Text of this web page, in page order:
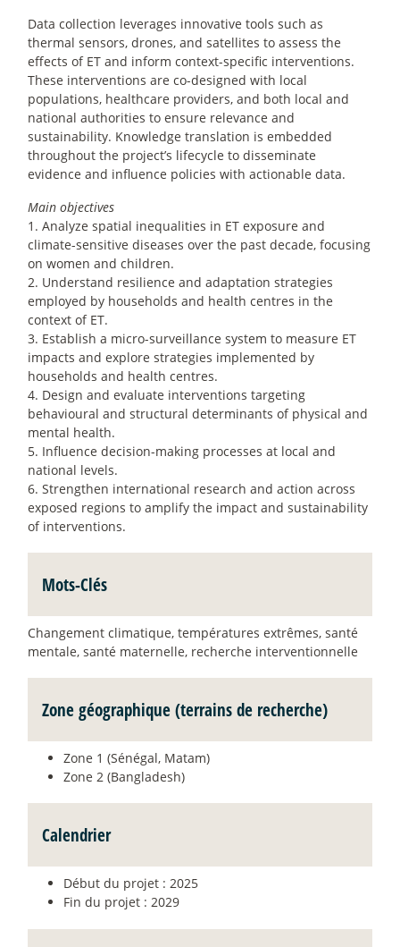
Data collection leverages innovative tools such as
thermal sensors, drones, and satellites to assess the
effects of ET and inform context-specific interventions.
These interventions are co-designed with local
populations, healthcare providers, and both local and
national authorities to ensure relevance and
sustainability. Knowledge translation is embedded
throughout the project’s lifecycle to disseminate
evidence and influence policies with actionable data.
Main objectives
1. Analyze spatial inequalities in ET exposure and
climate-sensitive diseases over the past decade, focusing
on women and children.
2. Understand resilience and adaptation strategies
employed by households and health centres in the
context of ET.
3. Establish a micro-surveillance system to measure ET
impacts and explore strategies implemented by
households and health centres.
4. Design and evaluate interventions targeting
behavioural and structural determinants of physical and
mental health.
5. Influence decision-making processes at local and
national levels.
6. Strengthen international research and action across
exposed regions to amplify the impact and sustainability
of interventions.
Mots-Clés
Changement climatique, températures extrêmes, santé
mentale, santé maternelle, recherche interventionnelle
Zone géographique (terrains de recherche)
Zone 1 (Sénégal, Matam)
Zone 2 (Bangladesh)
Calendrier
Début du projet : 2025
Fin du projet : 2029